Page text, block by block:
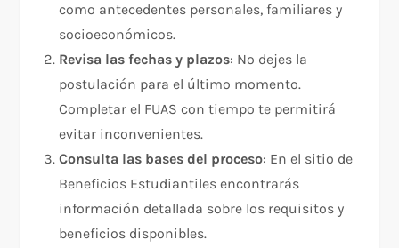
como antecedentes personales, familiares y
socioeconómicos.
Revisa las fechas y plazos: No dejes la
postulación para el último momento.
Completar el FUAS con tiempo te permitirá
evitar inconvenientes.
Consulta las bases del proceso: En el sitio de
Beneficios Estudiantiles encontrarás
información detallada sobre los requisitos y
beneficios disponibles.